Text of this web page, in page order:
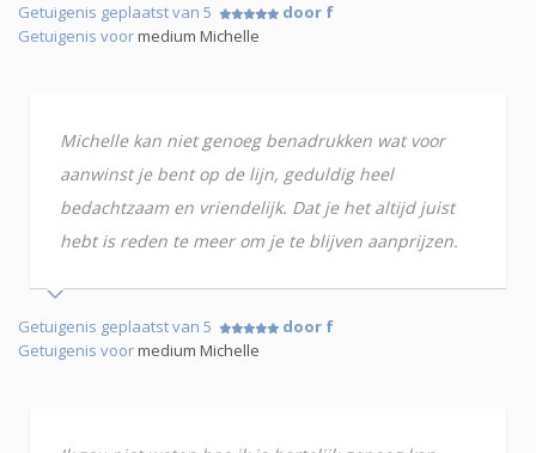
Getuigenis geplaatst van 5
door f
Getuigenis voormedium Michelle
Michelle kan niet genoeg benadrukken wat voor
aanwinst je bent op de lijn, geduldig heel
bedachtzaam en vriendelijk. Dat je het altijd juist
hebt is reden te meer om je te blijven aanprijzen.
Getuigenis geplaatst van 5
door f
Getuigenis voormedium Michelle